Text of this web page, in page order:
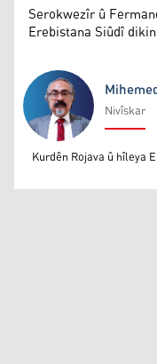
Serokwezîr û
Erebistana Siûdî dikin
Mihemed Eli
Nivîskar
Kurdên Rojava û hîleya